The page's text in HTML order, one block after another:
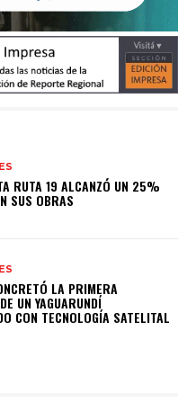
RUTA 19 ALCANZÓ UN 25%
SUS OBRAS
LA PRIMERA
UN YAGUARUNDÍ
CON TECNOLOGÍA SATELITAL